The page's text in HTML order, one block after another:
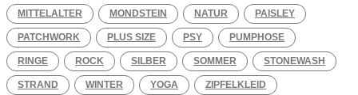
MITTELALTER MONDSTEIN NATUR PAISLEY
PATCHWORK PLUS SIZE PSY PUMPHOSE
RINGE ROCK SILBER SOMMER STONEWASH
STRAND WINTER YOGA ZIPFELKLEID